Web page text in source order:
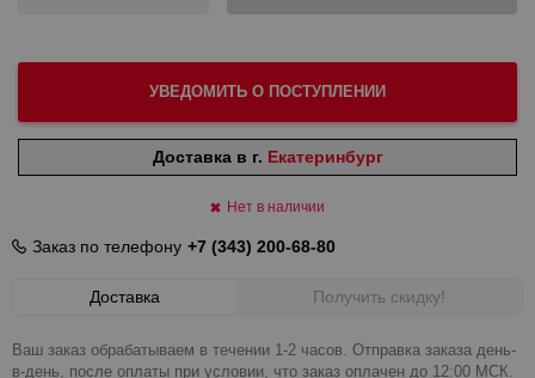
УВЕДОМИТЬ О ПОСТУПЛЕНИИ
Доставка в г. Екатеринбург
Нет в наличии
Заказ по телефону +7 (343) 200-68-80
Доставка Получить скидку!
Ваш заказ обрабатываем в течении 1-2 часов. Отправка заказа день-
в-день, после оплаты при условии, что заказ оплачен до 12:00 МСК.